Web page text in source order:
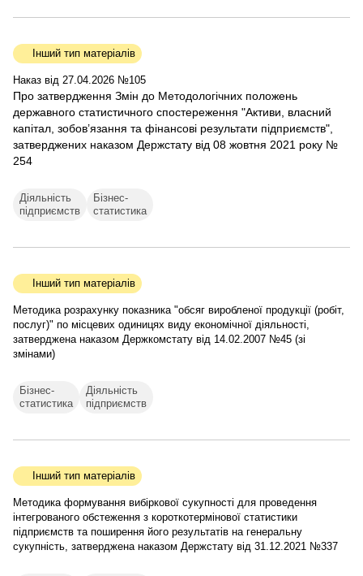
Інший тип матеріалів
Наказ від 27.04.2026 №105
Про затвердження Змін до Методологічних положень
державного статистичного спостереження "Активи, власний
капітал, зобов’язання та фінансові результати підприємств",
затверджених наказом Держстату від 08 жовтня 2021 року №
254
Діяльність
підприємств
Бізнес-
статистика
Інший тип матеріалів
Методика розрахунку показника "обсяг виробленої продукції (робіт,
послуг)" по місцевих одиницях виду економічної діяльності,
затверджена наказом Держкомстату від 14.02.2007 №45 (зі
змінами)
Бізнес-
статистика
Діяльність
підприємств
Інший тип матеріалів
Методика формування вибіркової сукупності для проведення
інтегрованого обстеження з короткотермінової статистики
підприємств та поширення його результатів на генеральну
сукупність, затверджена наказом Держстату від 31.12.2021 №337